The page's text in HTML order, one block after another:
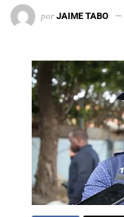
por JAIME TABO